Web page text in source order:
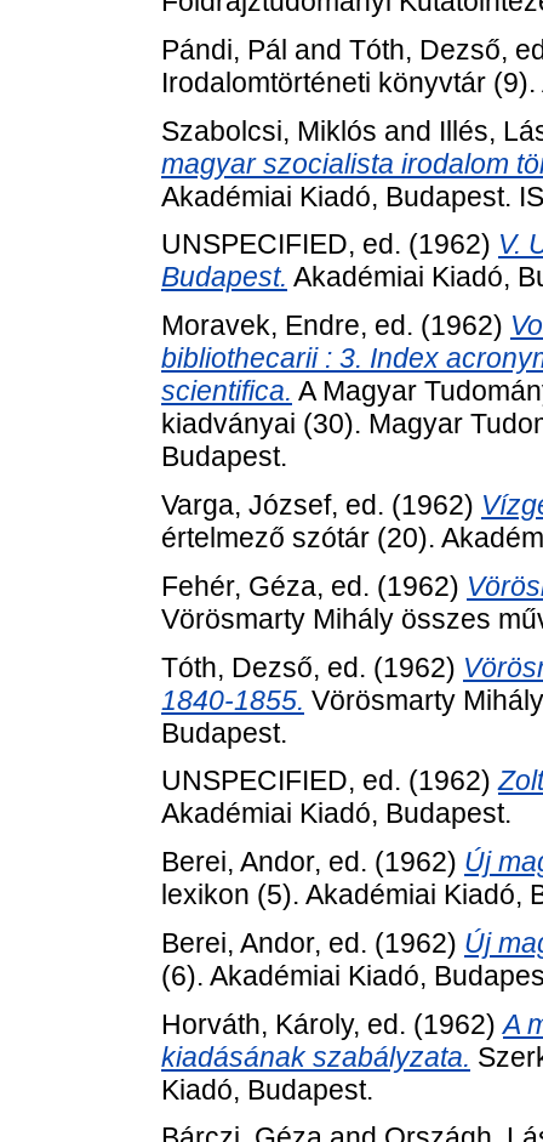
Pándi, Pál and Tóth, Dezső,
Irodalomtörténeti könyvtár
Szabolcsi, Miklós and Illés,
magyar szocialista irodalom
Akadémiai Kiadó, Budapest.
UNSPECIFIED, ed. (1962) V.
Budapest. Akadémiai Kiadó,
Moravek, Endre, ed. (1962)
bibliothecarii : 3. Index
scientifica. A Magyar
kiadványai (30). Magyar
Budapest.
Varga, József, ed. (1962)
értelmező szótár (20).
Fehér, Géza, ed. (1962)
Vörösmarty Mihály összes
Tóth, Dezső, ed. (1962)
1840-1855. Vörösmarty
Budapest.
UNSPECIFIED, ed. (1962)
Akadémiai Kiadó, Budapest.
Berei, Andor, ed. (1962) Új
lexikon (5). Akadémiai Kiadó,
Berei, Andor, ed. (1962) Új
(6). Akadémiai Kiadó,
Horváth, Károly, ed. (1962)A
kiadásának szabályzata.
Kiadó, Budapest.